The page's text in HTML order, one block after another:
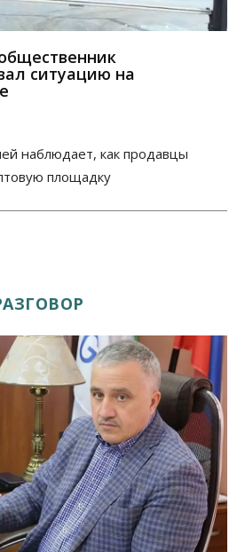
ситуацию на
наблюдает, как продавцы
площадку